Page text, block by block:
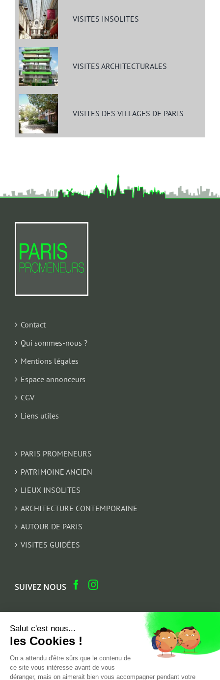
VISITES INSOLITES
VISITES ARCHITECTURALES
VISITES DES VILLAGES DE PARIS
Contact
Qui sommes-nous ?
Mentions légales
Espace annonceurs
CGV
Liens utiles
PARIS PROMENEURS
PATRIMOINE ANCIEN
LIEUX INSOLITES
ARCHITECTURE CONTEMPORAINE
AUTOUR DE PARIS
VISITES GUIDÉES
SUIVEZ NOUS
NEWSLETTER : suivez notre actualité et recevez en
cadeau un parcours architectural du Marais
Email
*
Salut c'est nous...
les Cookies !
On a attendu d'être sûrs que le contenu de
ce site vous intéresse avant de vous
déranger, mais on aimerait bien vous accompagner pendant votre